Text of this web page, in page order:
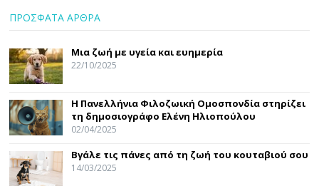
ΠΡΟΣΦΑΤΑ ΑΡΘΡΑ
Μια ζωή με υγεία και ευημερία
22/10/2025
Η Πανελλήνια Φιλοζωική Ομοσπονδία στηρίζει
τη δημοσιογράφο Ελένη Ηλιοπούλου
02/04/2025
Βγάλε τις πάνες από τη ζωή του κουταβιού σου
14/03/2025